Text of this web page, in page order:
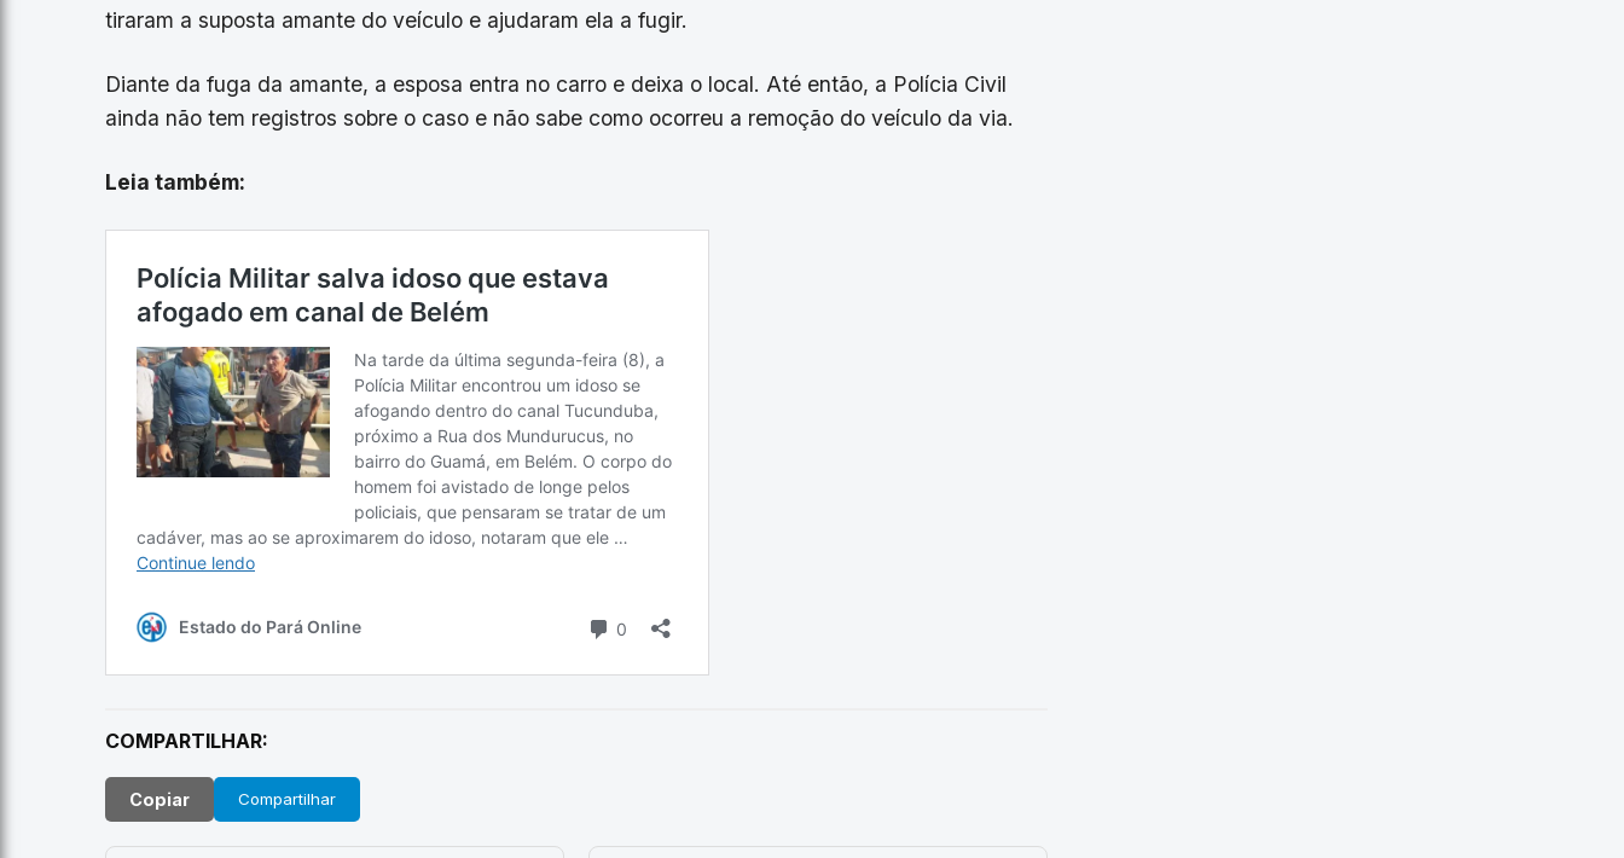
tiraram a suposta amante do veículo e ajudaram ela a fugir.
Diante da fuga da amante, a esposa entra no carro e deixa o local. Até então, a Polícia Civil
ainda não tem registros sobre o caso e não sabe como ocorreu a remoção do veículo da via.
Leia também:
COMPARTILHAR:
Copiar Compartilhar